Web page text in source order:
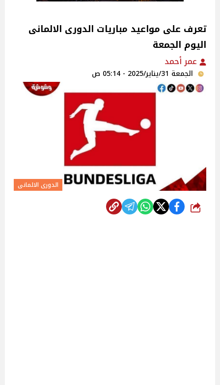
تعرف على مواعيد مباريات الدورى الالمانى
اليوم الجمعة
عمر أحمد
الجمعة 31/يناير/2025 - 05:14 ص
الدورى الالمانى
شارك